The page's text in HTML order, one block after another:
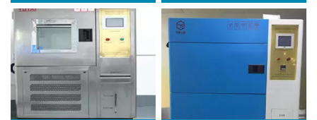
Testi